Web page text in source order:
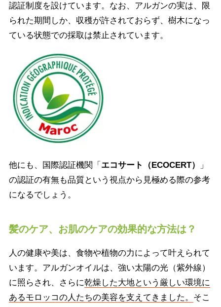
認証制度を設けています。なお、アルガンの実は、限
られた期間しか、収穫が許されておらず、樹木になっ
ている状態での採取は禁止されています。
他にも、国際認証機関「 エコサート（ECOCERT）
」
の認証の有無も品質という視点から見極める際の参考
になるでしょう。
髪のケア、お肌のケアの効果的な方法は？
人の健康や美は、食物や植物の力によって叶えられて
います。アルガンオイルは、強い太陽の光（紫外線）
に照らされ、さらに乾燥した大地という厳しい環境に
あるモロッコの人たちの美容を支えてきました。 そこ